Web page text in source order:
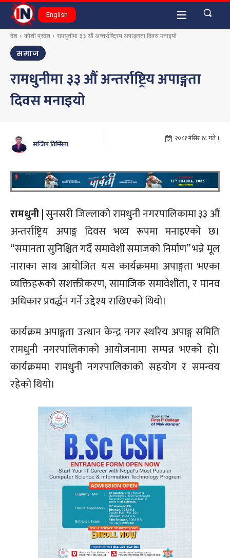
English
देश कोशी प्रदेश रामधुनीमा ३३ औं अन्तर्राष्ट्रिय अपाङ्गता दिवस मनाइयो
समाज
रामधुनीमा ३३ औं अन्तर्राष्ट्रिय अपाङ्गता
दिवस मनाइयो
सन्जिप तिम्सिना
२०८१ मंसिर १८ गते ।
रामधुनी| सुनसरी जिल्लाको रामधुनी नगरपालिकामा ३३ औं
अन्तर्राष्ट्रिय अपाङ्ग दिवस भव्य रूपमा मनाइएको छ।
“समानता सुनिश्चित गर्दै समावेशी समाजको निर्माण” भन्ने मूल
नाराका साथ आयोजित यस कार्यक्रममा अपाङ्गता भएका
व्यक्तिहरूको सशक्तीकरण, सामाजिक समावेशीता, र मानव
अधिकार प्रवर्द्धन गर्ने उद्देश्य राखिएको थियो।
कार्यक्रम अपाङ्गता उत्थान केन्द्र नगर स्थरिय अपाङ्ग समिति
रामधुनी नगरपालिकाको आयोजनामा सम्पन्न भएको हो।
कार्यक्रममा रामधुनी नगरपालिकाको सहयोग र समन्वय
रहेको थियो।